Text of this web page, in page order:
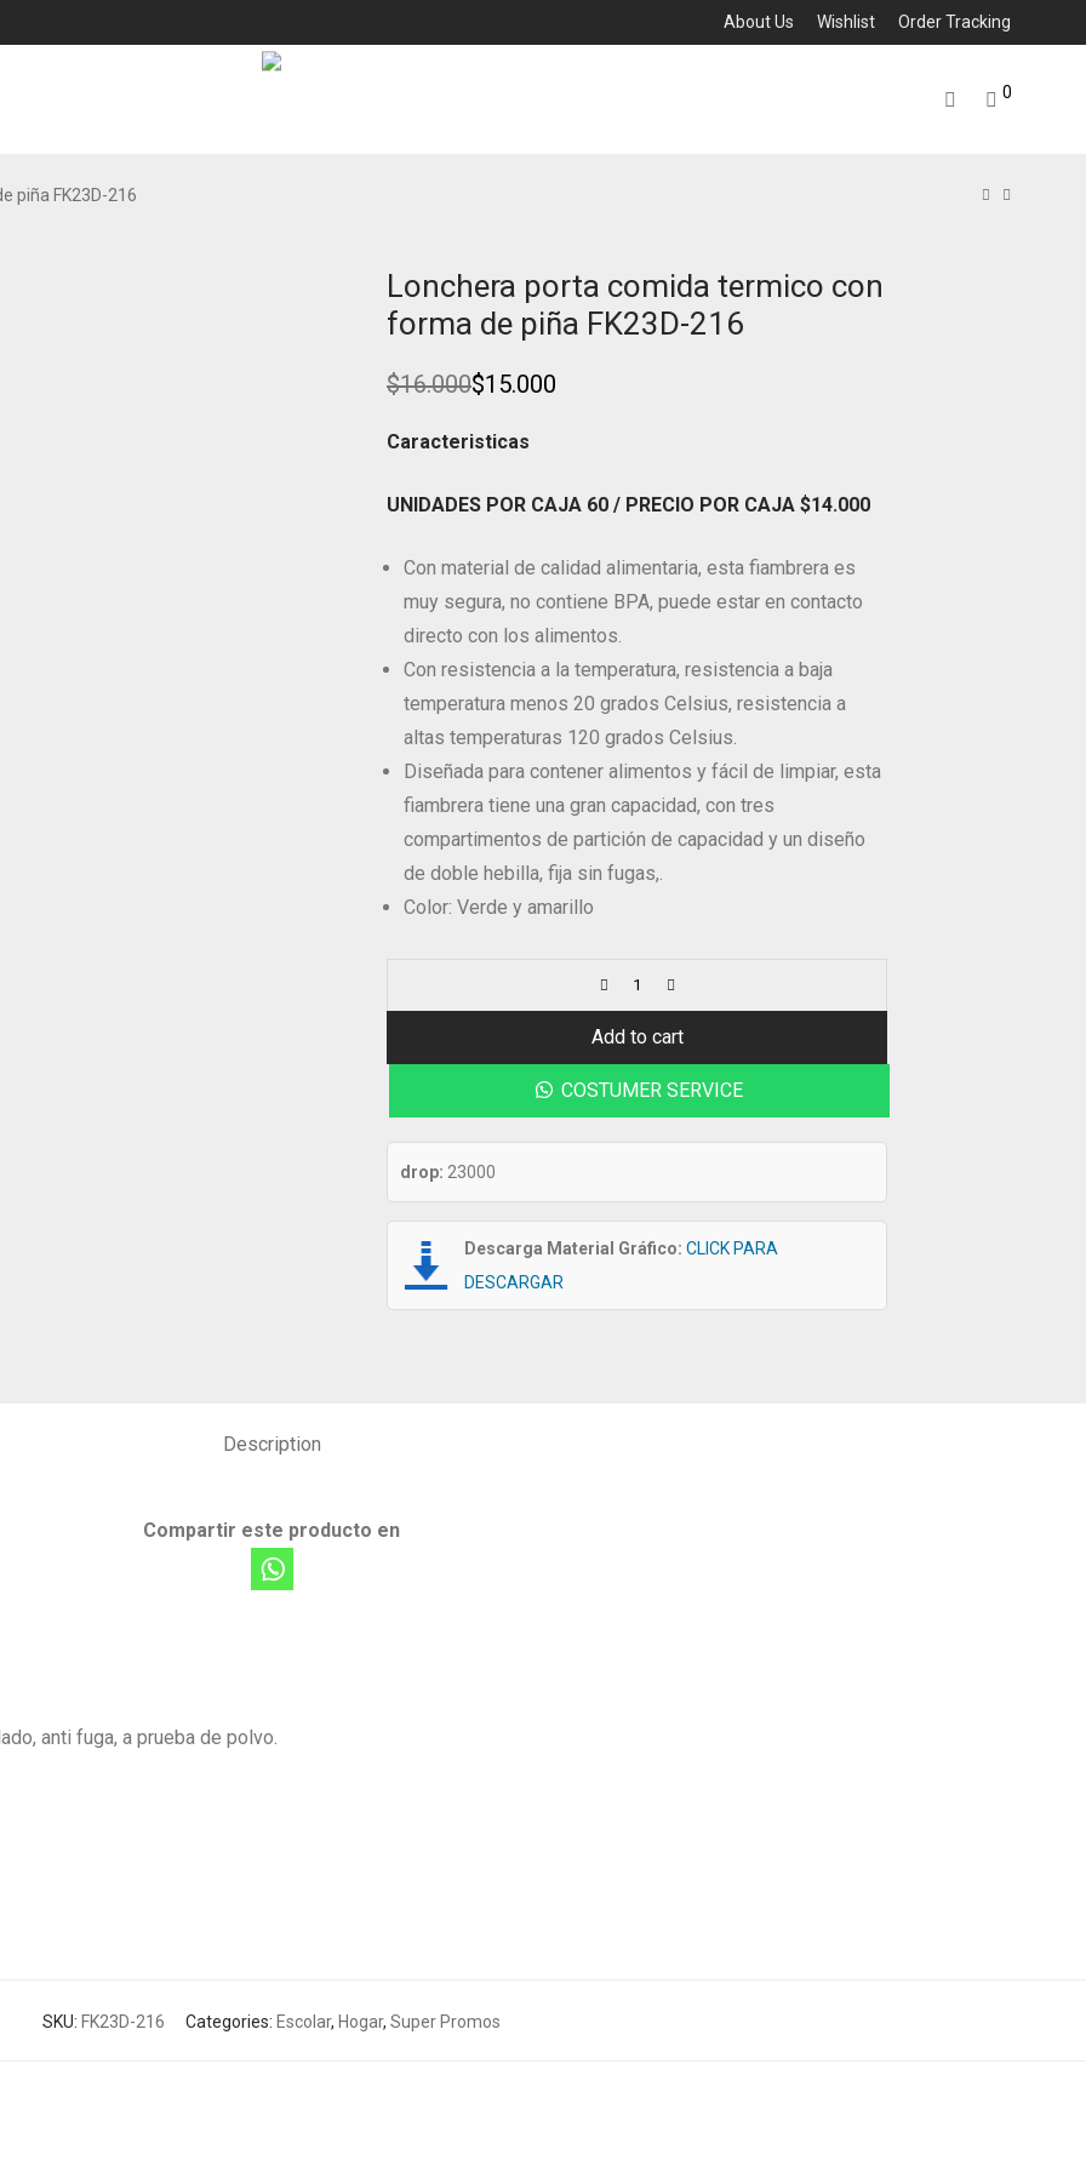
About Us Wishlist Order Tracking
0
piña FK23D-216
Lonchera porta comida termico con
forma de piña FK23D-216
$16.000
Original
was:
$15.000
Current
is:
Caracteristicas
UNIDADES POR CAJA 60 / PRECIO POR CAJA $14.000
Con material de calidad alimentaria, esta fiambrera es
muy segura, no contiene BPA, puede estar en contacto
directo con los alimentos.
Con resistencia a la temperatura, resistencia a baja
temperatura menos 20 grados Celsius, resistencia a
altas temperaturas 120 grados Celsius.
Diseñada para contener alimentos y fácil de limpiar, esta
fiambrera tiene una gran capacidad, con tres
compartimentos de partición de capacidad y un diseño
de doble hebilla, fija sin fugas,.
Color: Verde y amarillo
Add to cart
COSTUMER SERVICE
drop: 23000
Descarga Material Gráfico: CLICK PARA
DESCARGAR
Description
Compartir este producto en
anti fuga, a prueba de polvo.
SKU: FK23D-216 Categories: Escolar, Hogar, Super Promos